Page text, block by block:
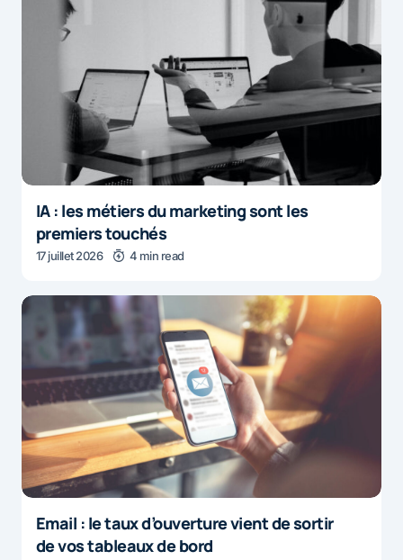
IA : les métiers du marketing sont les
premiers touchés
17 juillet 2026 4 min read
Email : le taux d’ouverture vient de sortir
de vos tableaux de bord